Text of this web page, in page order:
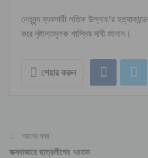
নেতৃবৃন্দ ব্যবসায়ী লতিফ উল্লাহ’র
করে দৃষ্টান্তমূলক শাস্তির দাবী জানান।
শেয়ার করুন
আগের খবর
কক্সবাজারে ছাত্রলীগের ৭৪তম